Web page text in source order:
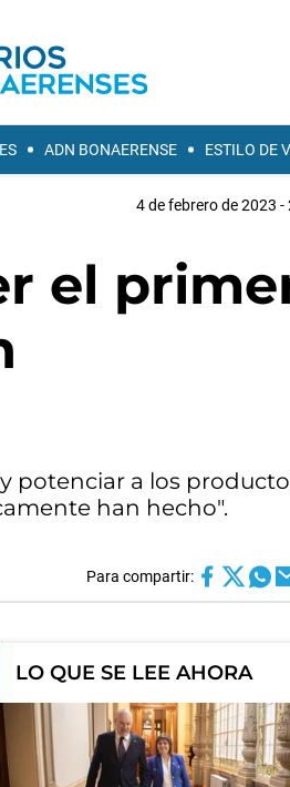
ADN BONAERENSE ESTILO DE
4 de febrero de 2023 -
el
potenciar a los
han hecho".
Para compartir:
LO QUE SE LEE AHORA